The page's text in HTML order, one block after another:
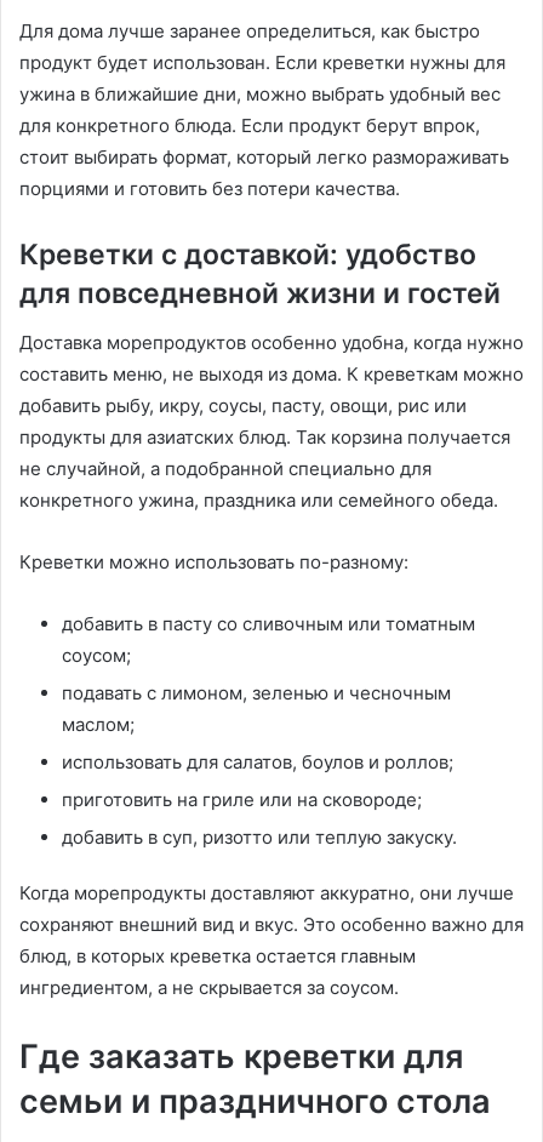
Для дома лучше заранее определиться, как быстро
продукт будет использован. Если креветки нужны для
ужина в ближайшие дни, можно выбрать удобный вес
для конкретного блюда. Если продукт берут впрок,
стоит выбирать формат, который легко размораживать
порциями и готовить без потери качества.
Креветки с доставкой: удобство
для повседневной жизни и гостей
Доставка морепродуктов особенно удобна, когда нужно
составить меню, не выходя из дома. К креветкам можно
добавить рыбу, икру, соусы, пасту, овощи, рис или
продукты для азиатских блюд. Так корзина получается
не случайной, а подобранной специально для
конкретного ужина, праздника или семейного обеда.
Креветки можно использовать по-разному:
добавить в пасту со сливочным или томатным
соусом;
подавать с лимоном, зеленью и чесночным
маслом;
использовать для салатов, боулов и роллов;
приготовить на гриле или на сковороде;
добавить в суп, ризотто или теплую закуску.
Когда морепродукты доставляют аккуратно, они лучше
сохраняют внешний вид и вкус. Это особенно важно для
блюд, в которых креветка остается главным
ингредиентом, а не скрывается за соусом.
Где заказать креветки для
семьи и праздничного стола